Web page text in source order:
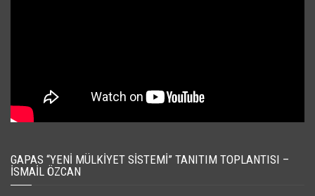
GAPAS “YENI MÜLKIYET SISTEMI” TANITIM TOPLANTISI –
İSMAIL ÖZCAN